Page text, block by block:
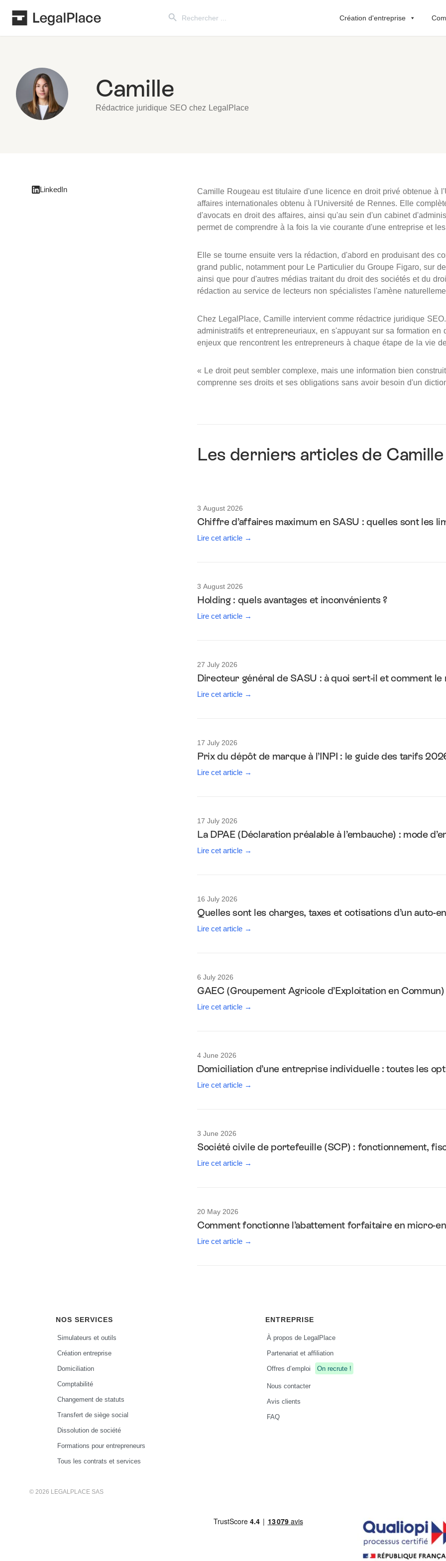
for:
Création d'entreprise
Camille
Rédactrice juridique SEO chez LegalPlace
LinkedIn
Camille Rougeau est titulaire d'une licence en droit privé obtenue à
affaires internationales obtenu à l'Université de Rennes. Elle
d'avocats en droit des affaires, ainsi qu'au sein d'un cabinet
permet de comprendre à la fois la vie courante d'une entreprise et
Elle se tourne ensuite vers la rédaction, d'abord en produisant des
grand public, notamment pour Le Particulier du Groupe Figaro, sur
ainsi que pour d'autres médias traitant du droit des sociétés et du
rédaction au service de lecteurs non spécialistes l'amène
Chez LegalPlace, Camille intervient comme rédactrice juridique
administratifs et entrepreneuriaux, en s'appuyant sur sa formation
enjeux que rencontrent les entrepreneurs à chaque étape de la vie
« Le droit peut sembler complexe, mais une information bien
comprenne ses droits et ses obligations sans avoir besoin d'un
Les derniers articles de Camille
3 August 2026
Chiffre d’affaires maximum en SASU : quelles sont les
Lire cet article →
3 August 2026
Holding : quels avantages et inconvénients ?
Lire cet article →
27 July 2026
Directeur général de SASU : à quoi sert-il et comment le
Lire cet article →
17 July 2026
Prix du dépôt de marque à l’INPI : le guide des tarifs
Lire cet article →
17 July 2026
La DPAE (Déclaration préalable à l’embauche) : mode
Lire cet article →
16 July 2026
Quelles sont les charges, taxes et cotisations d’un auto-
Lire cet article →
6 July 2026
GAEC (Groupement Agricole d’Exploitation en
Lire cet article →
4 June 2026
Domiciliation d’une entreprise individuelle : toutes les
Lire cet article →
3 June 2026
Société civile de portefeuille (SCP) : fonctionnement,
Lire cet article →
20 May 2026
Comment fonctionne l’abattement forfaitaire en micro-
Lire cet article →
NOS SERVICES
Simulateurs et outils
Création entreprise
Domiciliation
Comptabilité
Changement de statuts
Transfert de siège social
Dissolution de société
Formations pour entrepreneurs
Tous les contrats et services
ENTREPRISE
À propos de LegalPlace
Partenariat et affiliation
Offres d’emploi
On recrute !
Nous contacter
Avis clients
FAQ
© 2026 LEGALPLACE SAS